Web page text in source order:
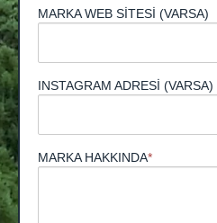
MARKA WEB SİTESİ (VARSA)
INSTAGRAM ADRESİ (VARSA)
MARKA HAKKINDA*